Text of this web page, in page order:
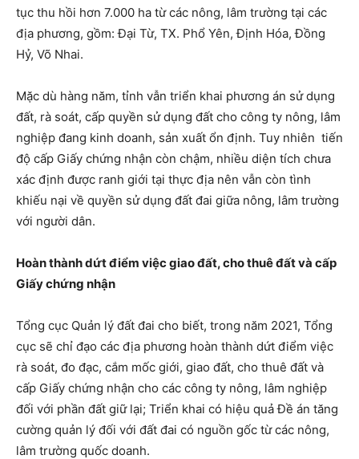
tục thu hồi hơn 7.000 ha từ các nông, lâm trường tại các
địa phương, gồm: Đại Từ, TX. Phổ Yên, Định Hóa, Đồng
Hỷ, Võ Nhai.
Mặc dù hàng năm, tỉnh vẫn triển khai phương án sử dụng
đất, rà soát, cấp quyền sử dụng đất cho công ty nông, lâm
nghiệp đang kinh doanh, sản xuất ổn định. Tuy nhiên tiến
độ cấp Giấy chứng nhận còn chậm, nhiều diện tích chưa
xác định được ranh giới tại thực địa nên vẫn còn tình
khiếu nại về quyền sử dụng đất đai giữa nông, lâm trường
với người dân.
Hoàn thành dứt điểm việc giao đất, cho thuê đất và cấp
Giấy chứng nhận
Tổng cục Quản lý đất đai cho biết, trong năm 2021, Tổng
cục sẽ chỉ đạo các địa phương hoàn thành dứt điểm việc
rà soát, đo đạc, cắm mốc giới, giao đất, cho thuê đất và
cấp Giấy chứng nhận cho các công ty nông, lâm nghiệp
đối với phần đất giữ lại; Triển khai có hiệu quả Đề án tăng
cường quản lý đối với đất đai có nguồn gốc từ các nông,
lâm trường quốc doanh.